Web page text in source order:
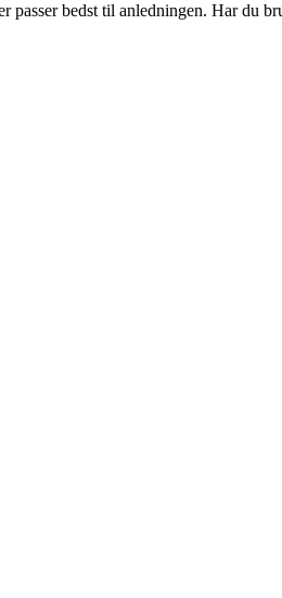
bedst til anledningen. Har du